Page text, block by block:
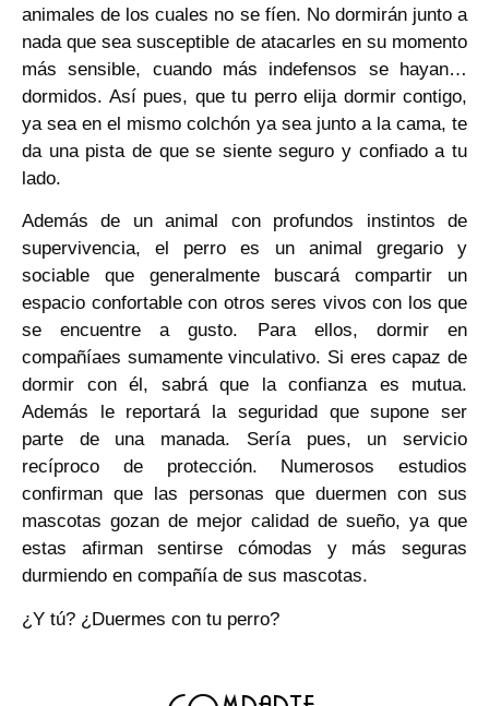
animales de los cuales no se fíen. No dormirán junto a
nada que sea susceptible de atacarles en su momento
más sensible, cuando más indefensos se hayan…
dormidos. Así pues, que tu perro elija dormir contigo,
ya sea en el mismo colchón ya sea junto a la cama, te
da una pista de que se siente seguro y confiado a tu
lado.
Además de un animal con profundos instintos de
supervivencia, el perro es un animal gregario y
sociable que generalmente buscará compartir un
espacio confortable con otros seres vivos con los que
se encuentre a gusto. Para ellos, dormir en
compañíaes sumamente vinculativo. Si eres capaz de
dormir con él, sabrá que la confianza es mutua.
Además le reportará la seguridad que supone ser
parte de una manada. Sería pues, un servicio
recíproco de protección. Numerosos estudios
confirman que las personas que duermen con sus
mascotas gozan de mejor calidad de sueño, ya que
estas afirman sentirse cómodas y más seguras
durmiendo en compañía de sus mascotas.
¿Y tú? ¿Duermes con tu perro?